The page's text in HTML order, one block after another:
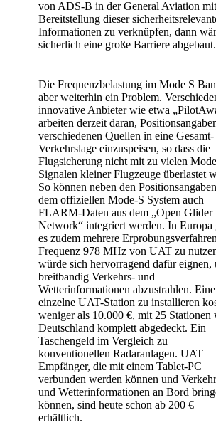
von ADS-B in der General Aviation
Bereitstellung dieser
Informationen zu verknüpfen, dann
sicherlich eine große Barriere abgebaut.
Die Frequenzbelastung im Mode S
aber weiterhin ein Problem.
innovative Anbieter wie etwa
arbeiten derzeit daran,
verschiedenen Quellen in eine Gesamt-
Verkehrslage einzuspeisen, so dass die
Flugsicherung nicht mit zu vielen
Signalen kleiner Flugzeuge überlastet
So können neben den
dem offiziellen Mode-S System auch
FLARM-Daten aus dem „Open Glider
Network“ integriert werden. In Europa
es zudem mehrere
Frequenz 978 MHz von UAT zu
würde sich hervorragend dafür eignen,
breitbandig Verkehrs- und
Wetterinformationen abzustrahlen. Eine
einzelne UAT-Station zu installieren
weniger als 10.000 €, mit 25 Stationen
Deutschland komplett abgedeckt. Ein
Taschengeld im Vergleich zu
konventionellen Radaranlagen. UAT
Empfänger, die mit einem Tablet-PC
verbunden werden können und
und Wetterinformationen an Bord
können, sind heute schon ab 200 €
erhältlich.